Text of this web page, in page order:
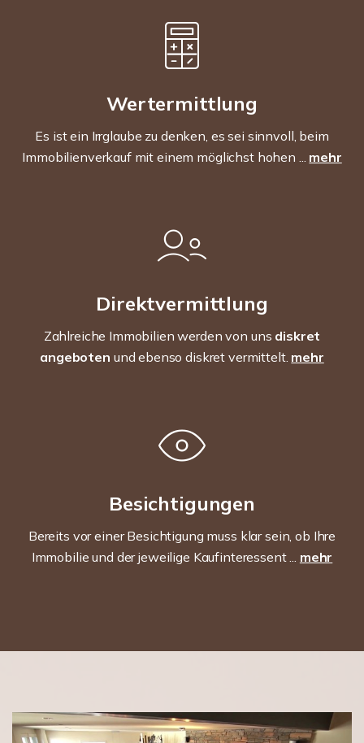
Wertermittlung
Es ist ein Irrglaube zu denken, es sei sinnvoll, beim
Immobilienverkauf mit einem möglichst hohen ... mehr
Direktvermittlung
Zahlreiche Immobilien werden von uns diskret
angeboten und ebenso diskret vermittelt. mehr
Besichtigungen
Bereits vor einer Besichtigung muss klar sein, ob Ihre
Immobilie und der jeweilige Kaufinteressent ... mehr